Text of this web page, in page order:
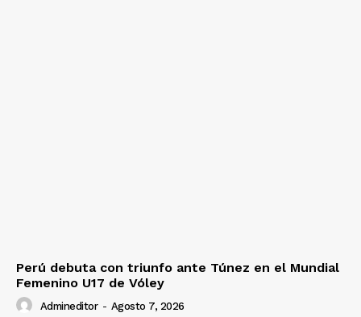
Perú debuta con triunfo ante Túnez en el Mundial
Femenino U17 de Vóley
Admineditor - Agosto 7, 2026